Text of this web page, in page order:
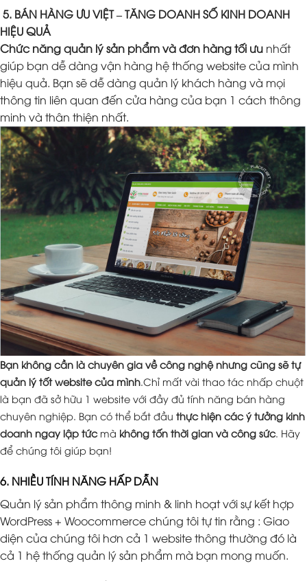
5. BÁN HÀNG ƯU VIỆT – TĂNG DOANH SỐ KINH DOANH
HIỆU QUẢ
Chức năng quản lý sản phẩm và đơn hàng tối ưu nhất
giúp bạn dễ dàng vận hàng hệ thống website của mình
hiệu quả. Bạn sẽ dễ dàng quản lý khách hàng và mọi
thông tin liên quan đến cửa hàng của bạn 1 cách thông
minh và thân thiện nhất.
Bạn không cần là chuyên gia về công nghệ nhưng cũng sẽ tự
quản lý tốt website của mình .Chỉ mất vài thao tác nhấp chuột
là bạn đã sở hữu 1 website với đầy đủ tính năng bán hàng
chuyên nghiệp. Bạn có thể bắt đầu thực hiện các ý tưởng kinh
doanh ngay lập tứcmà không tốn thời gian và công sức. Hãy
để chúng tôi giúp bạn!
6. NHIỀU TÍNH NĂNG HẤP DẪN
Quản lý sản phẩm thông minh & linh hoạt với sự kết hợp
WordPress + Woocommerce chúng tôi tự tin rằng : Giao
diện của chúng tôi hơn cả 1 website thông thường đó là
cả 1 hệ thống quản lý sản phẩm mà bạn mong muốn.